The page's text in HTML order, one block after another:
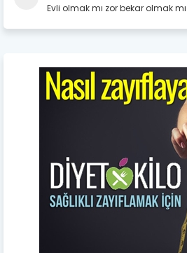
Evli olmak mı zor bekar olmak